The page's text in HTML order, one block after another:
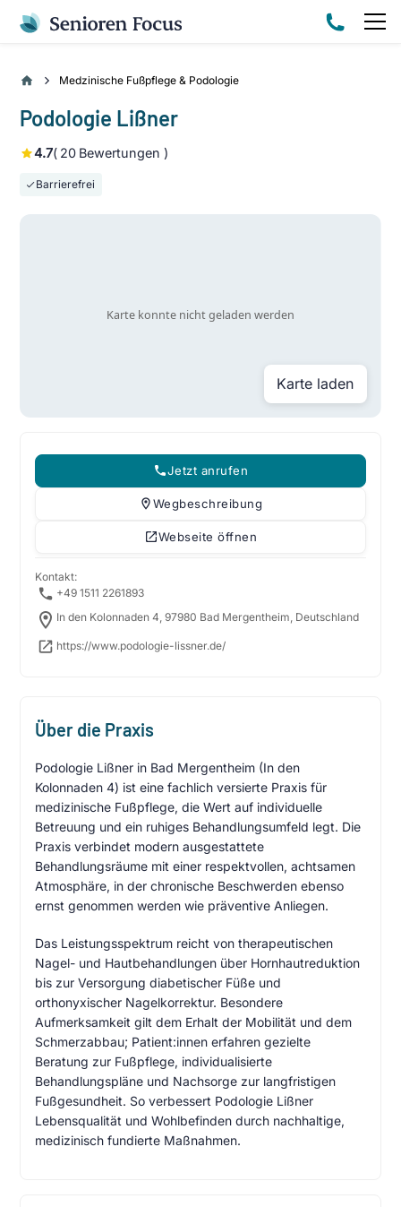
Medzinische Fußpflege & Podologie
Podologie Lißner
4.7( 20 Bewertungen )
Barrierefrei
Karte laden
Jetzt anrufen
Wegbeschreibung
Webseite öffnen
Kontakt:
+49 1511 2261893
In den Kolonnaden 4, 97980 Bad Mergentheim, Deutschland
https://www.podologie-lissner.de/
Über die Praxis
Podologie Lißner in Bad Mergentheim (In den
Kolonnaden 4) ist eine fachlich versierte Praxis für
medizinische Fußpflege, die Wert auf individuelle
Betreuung und ein ruhiges Behandlungsumfeld legt. Die
Praxis verbindet modern ausgestattete
Behandlungsräume mit einer respektvollen, achtsamen
Atmosphäre, in der chronische Beschwerden ebenso
ernst genommen werden wie präventive Anliegen.
Das Leistungsspektrum reicht von therapeutischen
Nagel- und Hautbehandlungen über Hornhautreduktion
bis zur Versorgung diabetischer Füße und
orthonyxischer Nagelkorrektur. Besondere
Aufmerksamkeit gilt dem Erhalt der Mobilität und dem
Schmerzabbau; Patient:innen erfahren gezielte
Beratung zur Fußpflege, individualisierte
Behandlungspläne und Nachsorge zur langfristigen
Fußgesundheit. So verbessert Podologie Lißner
Lebensqualität und Wohlbefinden durch nachhaltige,
medizinisch fundierte Maßnahmen.